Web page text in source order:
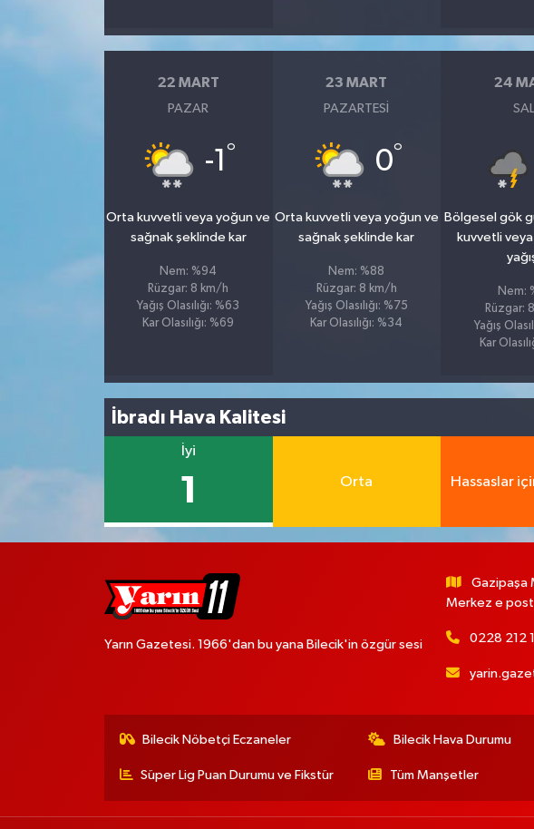
22 MART
PAZAR
-1 °
Orta kuvvetli veya yoğun ve
sağnak şeklinde kar
Nem: %94
Rüzgar: 8 km/h
Yağış Olasılığı: %63
Kar Olasılığı: %69
23 MART
PAZARTESI
0°
Orta kuvvetli veya yoğun ve
sağnak şeklinde kar
Nem: %88
Rüzgar: 8 km/h
Yağış Olasılığı: %75
Kar Olasılığı: %34
24
SALI
Bölgesel gök
kuvvetli
Nem:
Rüzgar:
Yağış
Kar
İbradı Hava Kalitesi
İyi
1 Orta Hassaslar
Yarın Gazetesi. 1966'dan bu yana Bilecik'in özgür sesi
Gazipaşa
Merkez e
0228 212
Bilecik Nöbetçi Eczaneler Bilecik Hava Durumu
Süper Lig Puan Durumu ve Fikstür Tüm Manşetler